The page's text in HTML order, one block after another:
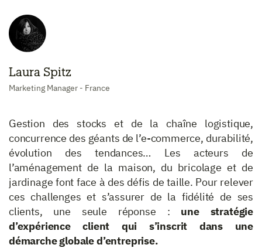
Laura Spitz
Marketing Manager - France
Gestion des stocks et de la chaîne logistique,
concurrence des géants de l’e-commerce, durabilité,
évolution des tendances… Les acteurs de
l’aménagement de la maison, du bricolage et de
jardinage font face à des défis de taille. Pour relever
ces challenges et s’assurer de la fidélité de ses
clients, une seule réponse : une stratégie
d’expérience client qui s’inscrit dans une
démarche globale d’entreprise.